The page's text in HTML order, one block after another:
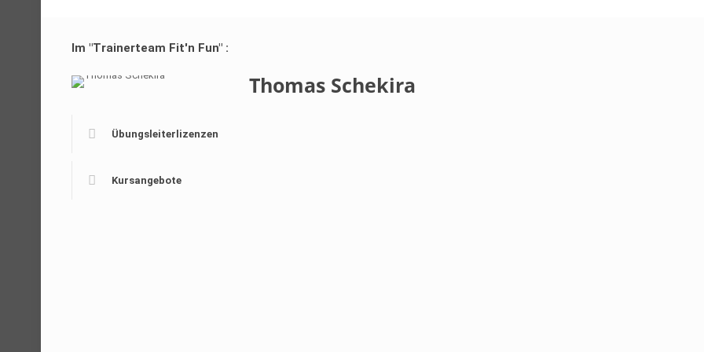
Im "Trainerteam Fit'n Fun" :
Thomas Schekira
Übungsleiterlizenzen
Kursangebote